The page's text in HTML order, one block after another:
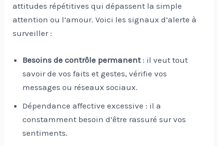
attitudes répétitives qui dépassent la simple
attention ou l’amour. Voici les signaux d’alerte à
surveiller :
Besoins de contrôle permanent: il veut tout
savoir de vos faits et gestes, vérifie vos
messages ou réseaux sociaux.
Dépendance affective excessive : il a
constamment besoin d’être rassuré sur vos
sentiments.